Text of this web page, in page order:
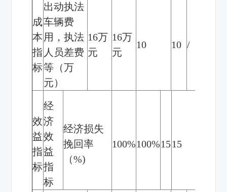
成
本
指
标
出动执法
车辆费
用，执法
人员差费
等（万
元）
16万
元
16万
元
10 10 /
效
益
指
标
经
济
效
益
指
标
经济损失
挽回率
（%)
100%100%1515